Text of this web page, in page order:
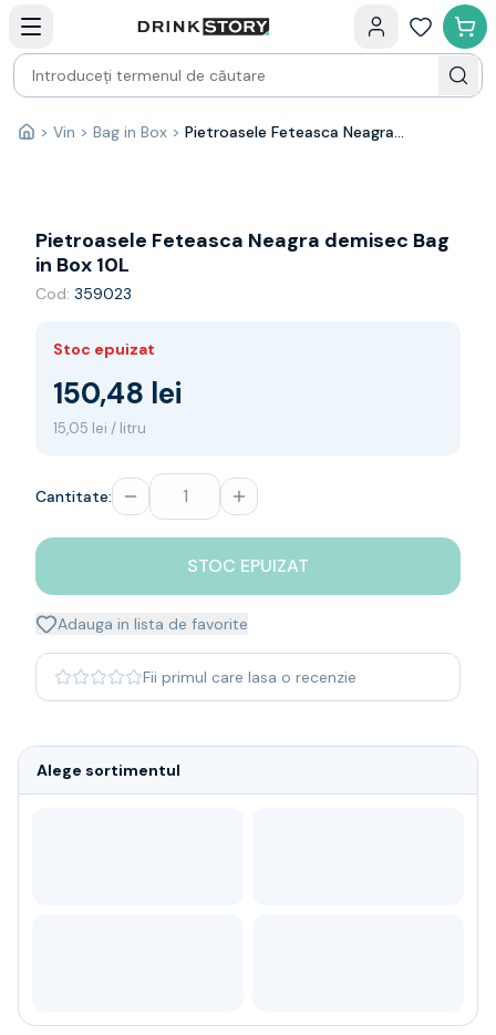
Bauturi fine — selectie
Produse Noi
Cosuri cadou
Pachete & Cadouri
Vin
Franta
Spania
Africa de Sud
Germania
Noua Zeelanda
Spumante
Sampanie
Single malt
Japanese
Bourbon
Blanded Japanese
Canadian
Rom
Vodka
Ceai
Acasă
> Vin > Bag in Box > Pietroasele Feteasca Neagra demisec Bag in Box 10L
Pietroasele Feteasca Neagra demisec Bag
in Box 10L
Cod: 359023
Stoc epuizat
150,48 lei
15,05 lei / litru
Cantitate:
STOC EPUIZAT
Adauga in lista de favorite
Fii primul care lasa o recenzie
Alege sortimentul